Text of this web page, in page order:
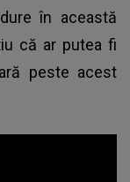
în această
că ar putea fi
peste acest